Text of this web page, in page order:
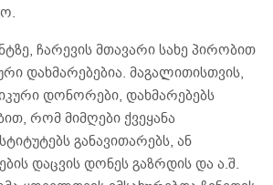
ჩარევის მთავარი სახე პირობით
დახმარებებია. მაგალითისთვის,
დონორები, დახმარებებს
რომ მიმღები ქვეყანა
განავითარებს, ან
დაცვის დონეს გაზრდის და ა.შ.